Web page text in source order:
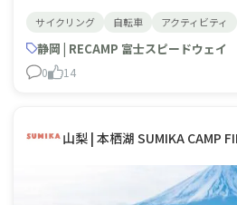
可能です！電動アシスト付自転車
ードウェイの広大な敷地を爽快に
絶景や国際コースを間近
サイクリング 自転車 アクティビティ
静岡 | RECAMP 富士スピードウェイ
0 14
山梨 | 本栖湖 SUMIKA CAMP